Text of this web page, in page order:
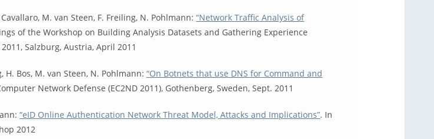
Cavallaro, M. van Steen, F. Freiling, N. Pohlmann:“Network Traffic Analysis of
of the Workshop on Building Analysis Datasets and Gathering Experience
Salzburg, Austria, April 2011
H. Bos, M. van Steen, N. Pohlmann:“On Botnets that use DNS for Command and
Network Defense (EC2ND 2011), Gothenberg, Sweden, Sept. 2011
“eID Online Authentication Network Threat Model, Attacks and Implications”. In
2012